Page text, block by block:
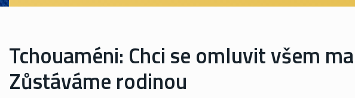
Tchouaméni: Chci se omluvit všem
Zůstáváme rodinou